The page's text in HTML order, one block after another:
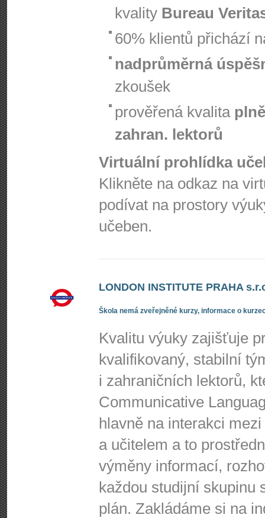
kvality Bureau
60% klientů přichází
nadprůměrná
zkoušek
prověřená kvalita
zahran. lektorů
Virtuální prohlídka
Klikněte na odkaz na
podívat na prostory
učeben.
LONDON INSTITUTE PRAHA
Škola nemá zveřejněné kurzy, informace o
Kvalitu výuky zajišťuje
kvalifikovaný, stabilní
i zahraničních lektorů,
Communicative
hlavně na interakci
a učitelem a to
výměny informací,
každou studijní skupinu
plán. Zakládáme si na